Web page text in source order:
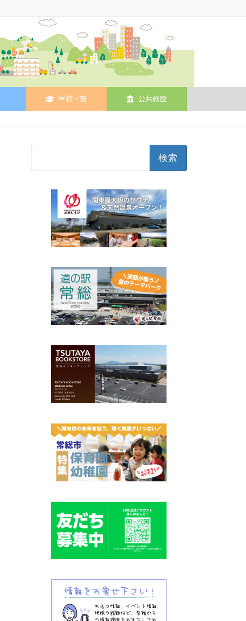
学校・塾 公共施設